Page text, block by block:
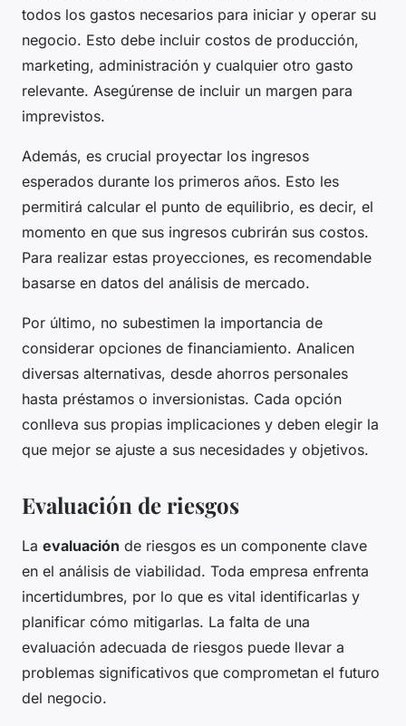
todos los gastos necesarios para iniciar y operar su
negocio. Esto debe incluir costos de producción,
marketing, administración y cualquier otro gasto
relevante. Asegúrense de incluir un margen para
imprevistos.
Además, es crucial proyectar los ingresos
esperados durante los primeros años. Esto les
permitirá calcular el punto de equilibrio, es decir, el
momento en que sus ingresos cubrirán sus costos.
Para realizar estas proyecciones, es recomendable
basarse en datos del análisis de mercado.
Por último, no subestimen la importancia de
considerar opciones de financiamiento. Analicen
diversas alternativas, desde ahorros personales
hasta préstamos o inversionistas. Cada opción
conlleva sus propias implicaciones y deben elegir la
que mejor se ajuste a sus necesidades y objetivos.
Evaluación de riesgos
La evaluación de riesgos es un componente clave
en el análisis de viabilidad. Toda empresa enfrenta
incertidumbres, por lo que es vital identificarlas y
planificar cómo mitigarlas. La falta de una
evaluación adecuada de riesgos puede llevar a
problemas significativos que comprometan el futuro
del negocio.